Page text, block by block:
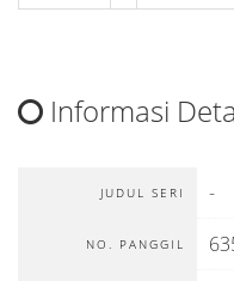
Informasi
JUDUL SERI -
NO. PANGGIL